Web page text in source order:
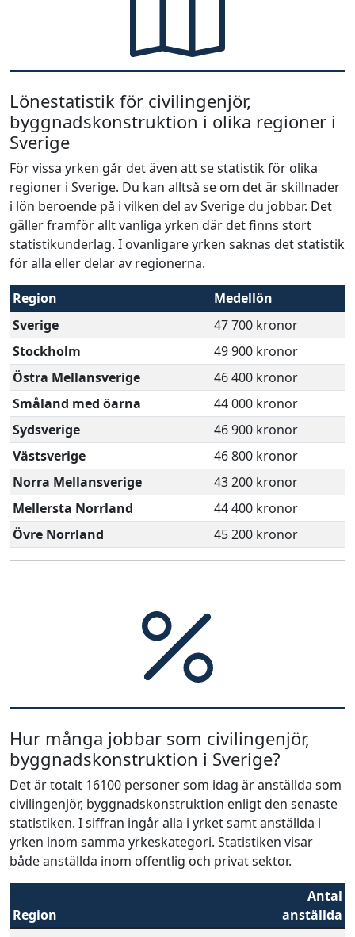
Lönestatistik för civilingenjör,
byggnadskonstruktion i olika regioner i
Sverige
För vissa yrken går det även att se statistik för olika
regioner i Sverige. Du kan alltså se om det är skillnader
i lön beroende på i vilken del av Sverige du jobbar. Det
gäller framför allt vanliga yrken där det finns stort
statistikunderlag. I ovanligare yrken saknas det statistik
för alla eller delar av regionerna.
Region
Medellön
Sverige
47 700 kronor
Stockholm
49 900 kronor
Östra Mellansverige
46 400 kronor
Småland med öarna
44 000 kronor
Sydsverige
46 900 kronor
Västsverige
46 800 kronor
Norra Mellansverige
43 200 kronor
Mellersta Norrland
44 400 kronor
Övre Norrland
45 200 kronor
Hur många jobbar som civilingenjör,
byggnadskonstruktion i Sverige?
Det är totalt 16100 personer som idag är anställda som
civilingenjör, byggnadskonstruktion enligt den senaste
statistiken. I siffran ingår alla i yrket samt anställda i
yrken inom samma yrkeskategori. Statistiken visar
både anställda inom offentlig och privat sektor.
Region
Antal
anställda